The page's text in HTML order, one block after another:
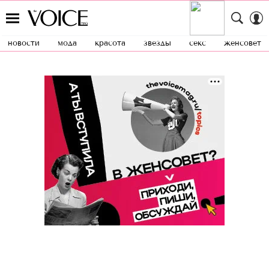
новости мода красота звезды секс женсовет